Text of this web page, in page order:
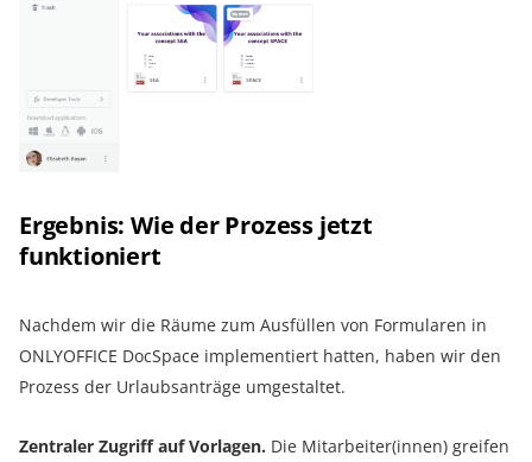
Ergebnis: Wie der Prozess jetzt
funktioniert
Nachdem wir die Räume zum Ausfüllen von Formularen in
ONLYOFFICE DocSpace implementiert hatten, haben wir den
Prozess der Urlaubsanträge umgestaltet.
Zentraler Zugriff auf Vorlagen. Die Mitarbeiter(innen) greifen